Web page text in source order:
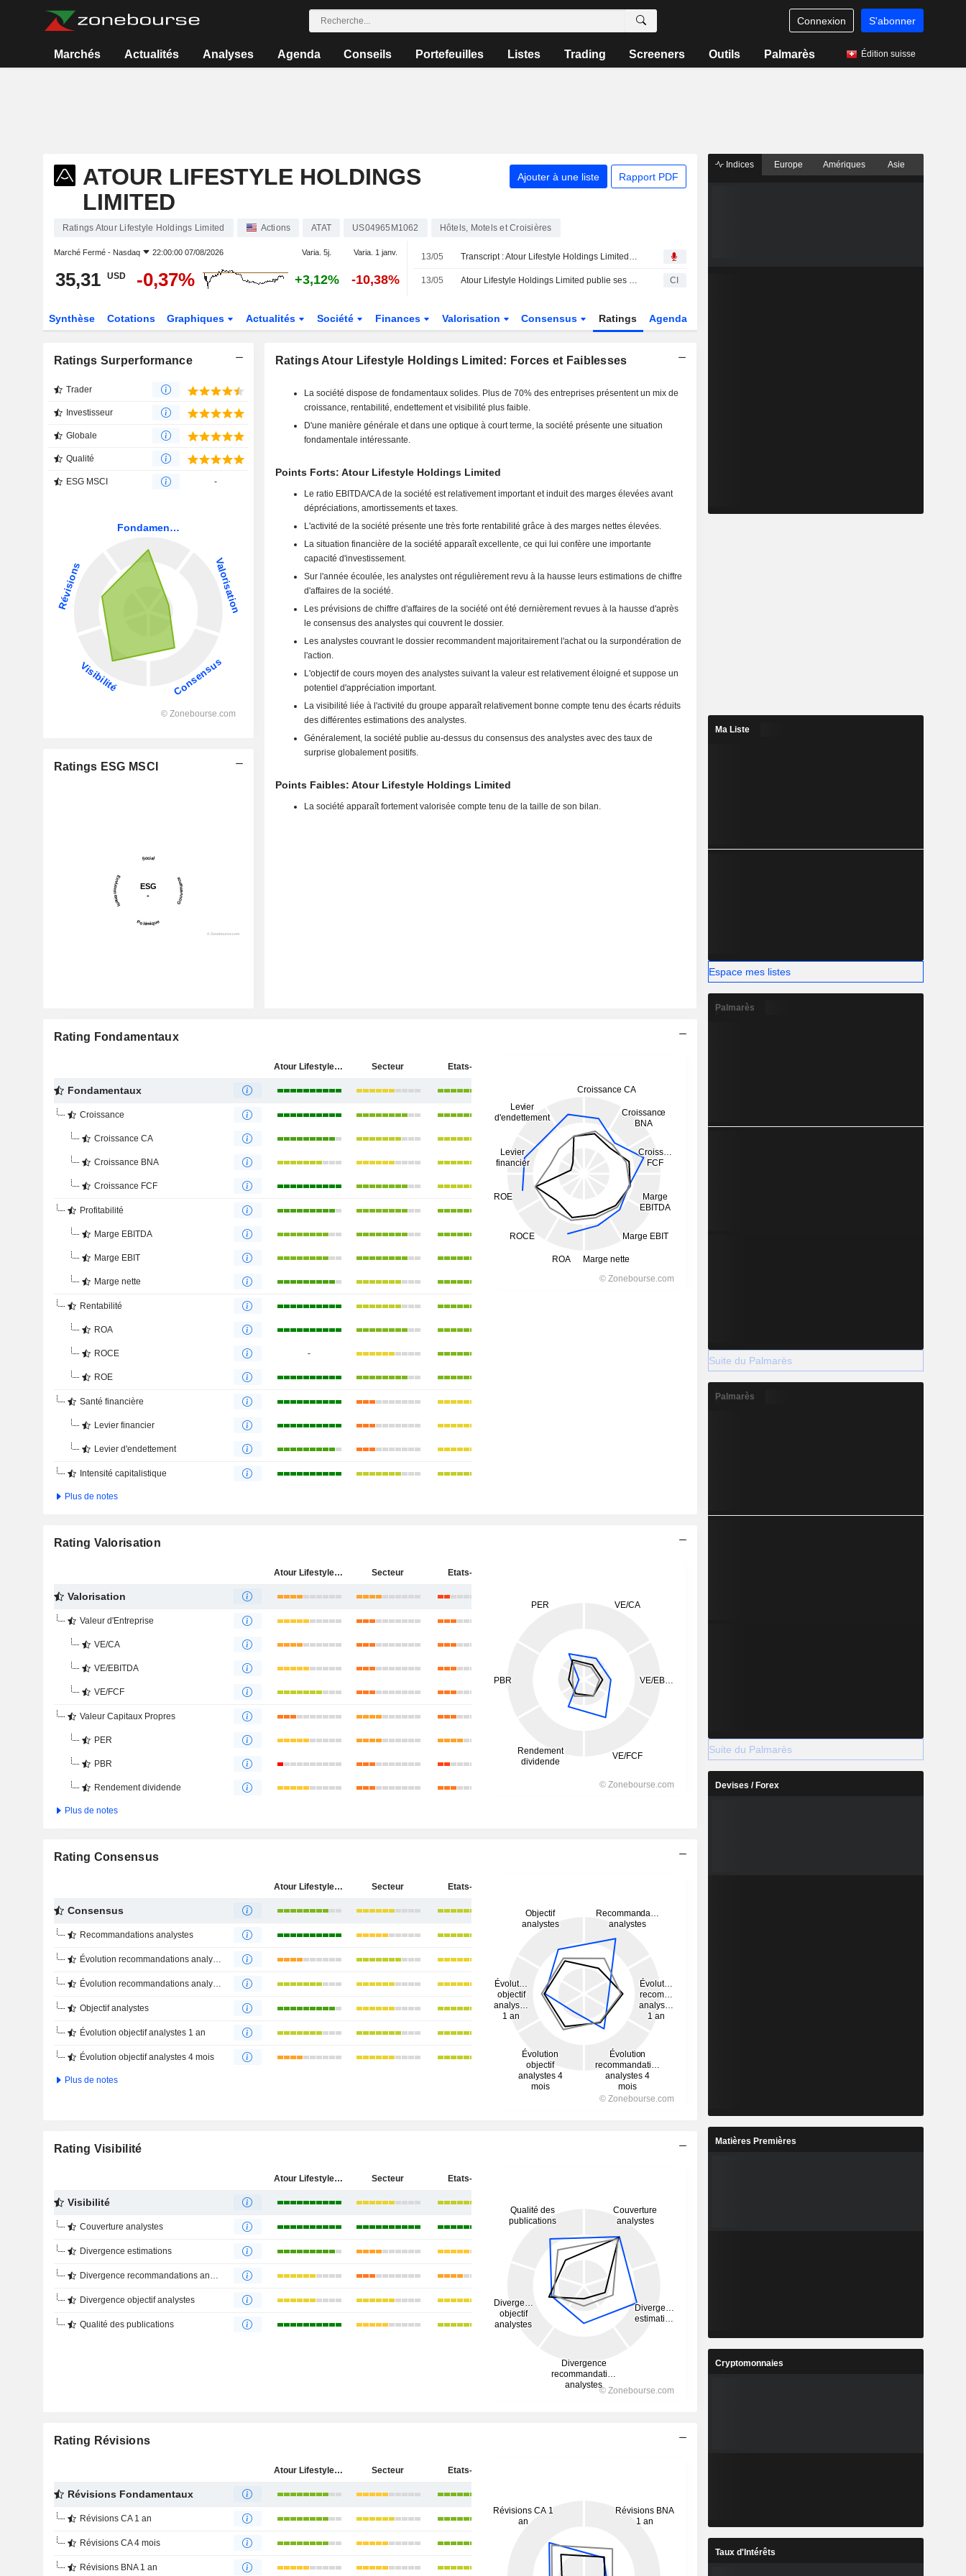
Connexion S'abonner
Marchés Actualités Analyses Agenda Conseils Portefeuilles Listes Trading Screeners Outils Palmarès Édition suisse
ATOUR LIFESTYLE HOLDINGS
LIMITED
Ajouter à une liste Rapport PDF
Ratings Atour Lifestyle Holdings Limited Actions ATAT US04965M1062 Hôtels, Motels et Croisières
Marché Fermé - Nasdaq 22:00:00 07/08/2026 Varia. 5j. Varia. 1 janv.
35,31 USD -0,37% +3,12% -10,38%
13/05 Transcript : Atour Lifestyle Holdings Limited, Q1 2026 Earnings Call, May 13, 2026
13/05 Atour Lifestyle Holdings Limited publie ses résultats pour le premier trimestre clos le 31 mars 2026 CI
Synthèse Cotations Graphiques Actualités Société Finances Valorisation Consensus Ratings Agenda
Ratings Surperformance
Trader
Investisseur
Globale
Qualité
ESG MSCI -
Ratings ESG MSCI
Ratings Atour Lifestyle Holdings Limited: Forces et Faiblesses
La société dispose de fondamentaux solides. Plus de 70% des entreprises présentent un mix de
croissance, rentabilité, endettement et visibilité plus faible.
D'une manière générale et dans une optique à court terme, la société présente une situation
fondamentale intéressante.
Points Forts: Atour Lifestyle Holdings Limited
Le ratio EBITDA/CA de la société est relativement important et induit des marges élevées avant
dépréciations, amortissements et taxes.
L'activité de la société présente une très forte rentabilité grâce à des marges nettes élevées.
La situation financière de la société apparaît excellente, ce qui lui confère une importante
capacité d'investissement.
Sur l'année écoulée, les analystes ont régulièrement revu à la hausse leurs estimations de chiffre
d'affaires de la société.
Les prévisions de chiffre d'affaires de la société ont été dernièrement revues à la hausse d'après
le consensus des analystes qui couvrent le dossier.
Les analystes couvrant le dossier recommandent majoritairement l'achat ou la surpondération de
l'action.
L'objectif de cours moyen des analystes suivant la valeur est relativement éloigné et suppose un
potentiel d'appréciation important.
La visibilité liée à l'activité du groupe apparaît relativement bonne compte tenu des écarts réduits
des différentes estimations des analystes.
Généralement, la société publie au-dessus du consensus des analystes avec des taux de
surprise globalement positifs.
Points Faibles: Atour Lifestyle Holdings Limited
La société apparaît fortement valorisée compte tenu de la taille de son bilan.
Rating Fondamentaux
Atour Lifestyle Holdings Limited Secteur Etats-Unis
Fondamentaux
Croissance
Croissance CA
Croissance BNA
Croissance FCF
Profitabilité
Marge EBITDA
Marge EBIT
Marge nette
Rentabilité
ROA
ROCE -
ROE
Santé financière
Levier financier
Levier d'endettement
Intensité capitalistique
Plus de notes
Rating Valorisation
Atour Lifestyle Holdings Limited Secteur Etats-Unis
Valorisation
Valeur d'Entreprise
VE/CA
VE/EBITDA
VE/FCF
Valeur Capitaux Propres
PER
PBR
Rendement dividende
Plus de notes
Rating Consensus
Atour Lifestyle Holdings Limited Secteur Etats-Unis
Consensus
Recommandations analystes
Évolution recommandations analystes 1 an
Évolution recommandations analystes 4 mois
Objectif analystes
Évolution objectif analystes 1 an
Évolution objectif analystes 4 mois
Plus de notes
Rating Visibilité
Atour Lifestyle Holdings Limited Secteur Etats-Unis
Visibilité
Couverture analystes
Divergence estimations
Divergence recommandations analystes
Divergence objectif analystes
Qualité des publications
Rating Révisions
Atour Lifestyle Holdings Limited Secteur Etats-Unis
Révisions Fondamentaux
Révisions CA 1 an
Révisions CA 4 mois
Révisions BNA 1 an
Indices Europe Amériques Asie
Ma Liste
Espace mes listes
Palmarès
Suite du Palmarès
Palmarès
Suite du Palmarès
Devises / Forex
Matières Premières
Cryptomonnaies
Taux d'Intérêts